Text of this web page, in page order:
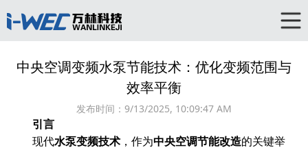
中央空调变频水泵节能技术：优化变频范围与
效率平衡
发布时间： 9/13/2025, 10:09:47 AM
引言
现代水泵变频技术 ，作为中央空调节能改造的关键举